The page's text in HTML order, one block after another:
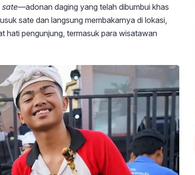
sate—adonan daging yang telah dibumbui khas
sate dan langsung membakarnya di lokasi,
hati pengunjung, termasuk para wisatawan